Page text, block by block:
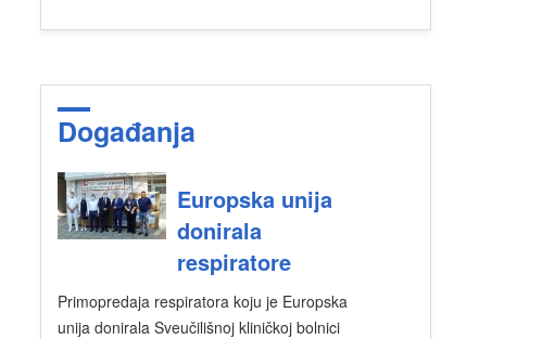
Događanja
Europska unija
donirala
respiratore
Primopredaja respiratora koju je Europska
unija donirala Sveučilišnoj kliničkoj bolnici